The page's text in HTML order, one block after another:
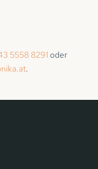
5558 8291 oder
.